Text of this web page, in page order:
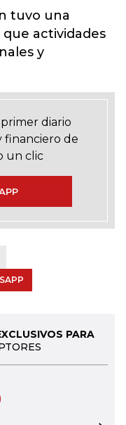
tuvo una
que actividades
y
diario
financiero de
un clic
PARA